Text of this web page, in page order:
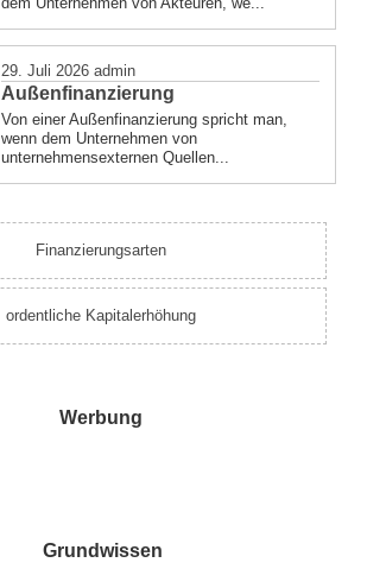
29. Juli 2026 admin
Außenfinanzierung
Von einer Außenfinanzierung spricht man,
wenn dem Unternehmen von
unternehmensexternen Quellen...
Finanzierungsarten
ordentliche Kapitalerhöhung
Werbung
Grundwissen